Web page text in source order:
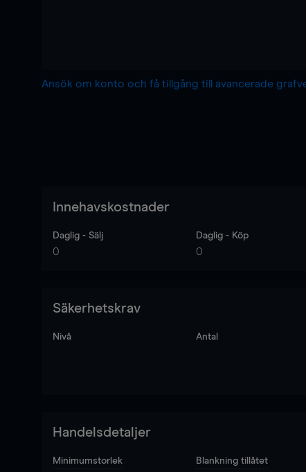
Ansök om konto och få tillgång till avancerade
Innehavskostnader
Daglig - Sälj
0
Daglig - Köp
0
Säkerhetskrav
Nivå Antal
Handelsdetaljer
Minimumstorlek Blankning tillåtet